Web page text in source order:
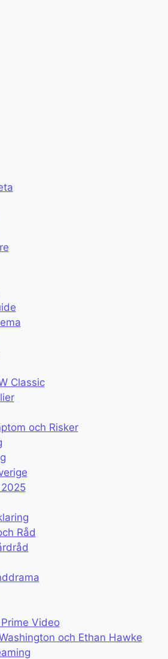
Classic
och Risker
Råd
Video
och Ethan Hawke